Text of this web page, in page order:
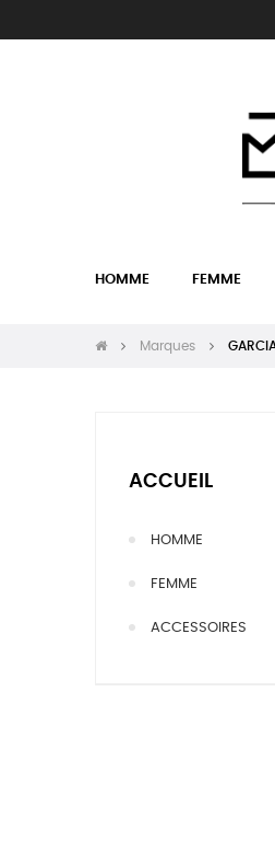
HOMME FEMME
Marques
ACCUEIL
HOMME
FEMME
ACCESSOIRES